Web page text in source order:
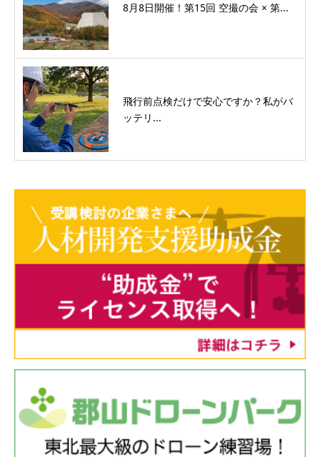
8月8日開催！第15回 空撮の会 × 第...
飛行前点検だけで安心ですか？私がバ
ッテリ...